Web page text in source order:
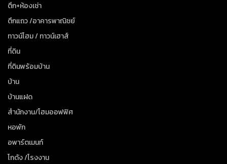
ตึก+ห้องเช่า
ตึกแถว /อาคารพาณิชย์
ทาวน์โฮม / ทาวน์เฮาส์
ที่ดิน
ที่ดินพร้อมบ้าน
บ้าน
บ้านแฝด
สำนักงาน/โฮมออฟฟิศ
หอพัก
อพาร์ตเมนท์
โกดัง /โรงงาน